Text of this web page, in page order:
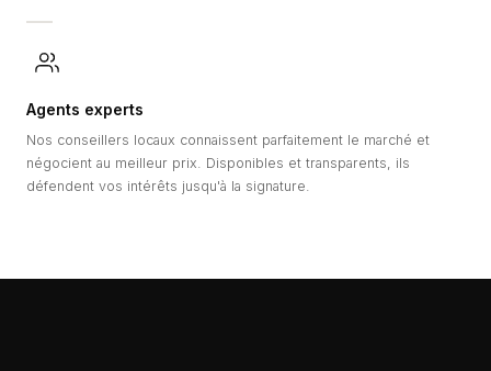
Agents experts
Nos conseillers locaux connaissent parfaitement le marché et
négocient au meilleur prix. Disponibles et transparents, ils
défendent vos intérêts jusqu'à la signature.